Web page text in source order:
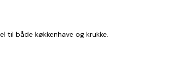
til både køkkenhave og krukke.